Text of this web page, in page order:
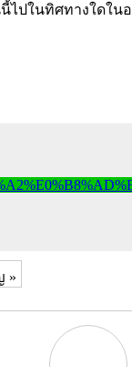
ไปในทิศทางใดใ
»